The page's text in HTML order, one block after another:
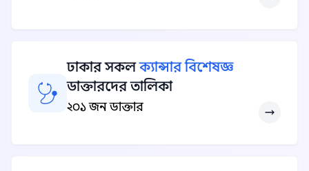
ঢাকার সকলক্যান্সার বিশেষজ্ঞ
ডাক্তারদের তালিকা
২০১ জন ডাক্তার